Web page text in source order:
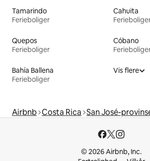
Tamarindo
Ferieboliger
Cahuita
Quepos
Ferieboliger
Cóbano
Bahía Ballena
Ferieboliger
Vis flere
Airbnb Costa Rica San José-
© 2026 Airbnb, Inc.